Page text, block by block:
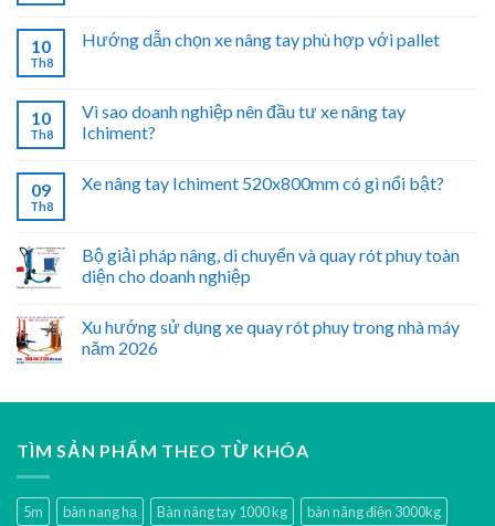
10
Th8
Hướng dẫn chọn xe nâng tay phù hợp với pallet
10
Th8
Vì sao doanh nghiệp nên đầu tư xe nâng tay
Ichiment?
09
Th8
Xe nâng tay Ichiment 520x800mm có gì nổi bật?
Bộ giải pháp nâng, di chuyển và quay rót phuy toàn
diện cho doanh nghiệp
Xu hướng sử dụng xe quay rót phuy trong nhà máy
năm 2026
TÌM SẢN PHẨM THEO TỪ KHÓA
5m bàn nang hạ Bàn nâng tay 1000 kg
bàn nâng điện 3000kg